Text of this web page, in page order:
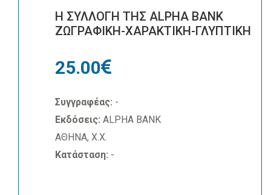
Η ΣΥΛΛΟΓΗ ΤΗΣ ALPHA BANK
ΖΩΓΡΑΦΙΚΗ-ΧΑΡΑΚΤΙΚΗ-ΓΛΥΠΤΙΚΗ
25.00
Συγγραφέας: -
Εκδόσεις: ALPHA BANK
ΑΘΗΝΑ, Χ.Χ.
Κατάσταση: -